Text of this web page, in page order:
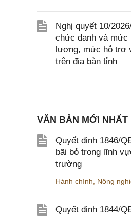
Nghị quyết 10/
chức danh và mức
lượng, mức hỗ trợ
trên địa bàn tỉnh
VĂN BẢN MỚI NHẤT
Quyết định 1846/
bãi bỏ trong lĩnh
trường
Hành chính Nông
Quyết định 1844/